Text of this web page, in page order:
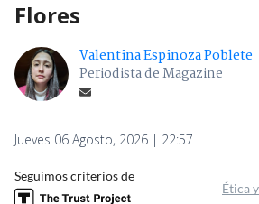
Flores
Valentina Espinoza Poblete
Periodista de Magazine
Jueves 06 Agosto, 2026 | 22:57
Seguimos criterios de
Ética